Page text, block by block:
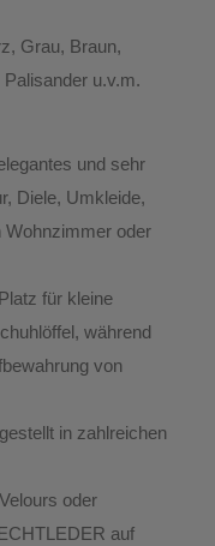
Grau, Braun,
u.v.m.
und sehr
Diele, Umkleide,
Wohnzimmer oder
für kleine
während
von
in zahlreichen
oder
auf